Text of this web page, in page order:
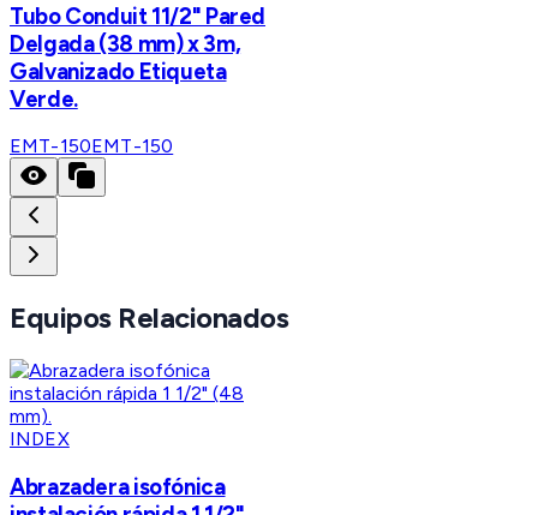
Tubo Conduit 11/2" Pared
Delgada (38 mm) x 3m,
Galvanizado Etiqueta
Verde.
EMT-150EMT-150
Equipos Relacionados
INDEX
Abrazadera isofónica